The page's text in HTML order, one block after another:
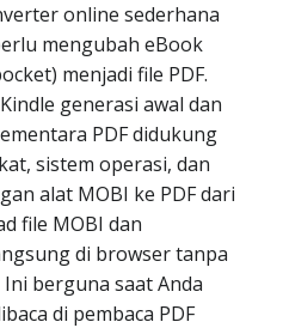
online sederhana
mengubah eBook
menjadi file PDF.
generasi awal dan
PDF didukung
sistem operasi, dan
alat MOBI ke PDF dari
file MOBI dan
di browser tanpa
berguna saat Anda
di pembaca PDF